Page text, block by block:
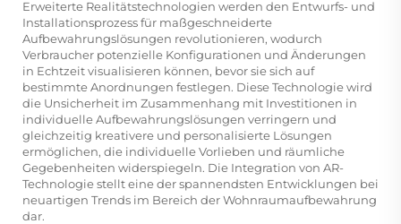
Erweiterte Realitätstechnologien werden den Entwurfs- und
Installationsprozess für maßgeschneiderte
Aufbewahrungslösungen revolutionieren, wodurch
Verbraucher potenzielle Konfigurationen und Änderungen
in Echtzeit visualisieren können, bevor sie sich auf
bestimmte Anordnungen festlegen. Diese Technologie wird
die Unsicherheit im Zusammenhang mit Investitionen in
individuelle Aufbewahrungslösungen verringern und
gleichzeitig kreativere und personalisierte Lösungen
ermöglichen, die individuelle Vorlieben und räumliche
Gegebenheiten widerspiegeln. Die Integration von AR-
Technologie stellt eine der spannendsten Entwicklungen bei
neuartigen Trends im Bereich der Wohnraumaufbewahrung
dar.